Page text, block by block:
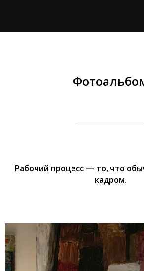
Рабочий процесс — то, что
кадром.